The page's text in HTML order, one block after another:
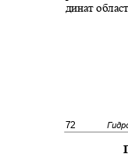
динат
72